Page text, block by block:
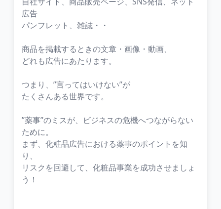
広告
パンフレット、雑誌・・
商品を掲載するときの文章・画像・動画、
どれも広告にあたります。
つまり、”言ってはいけない”が
たくさんある世界です。
”薬事”のミスが、ビジネスの危機へつながらない
ために。
まず、化粧品広告における薬事のポイントを知
り、
リスクを回避して、化粧品事業を成功させましょ
う！